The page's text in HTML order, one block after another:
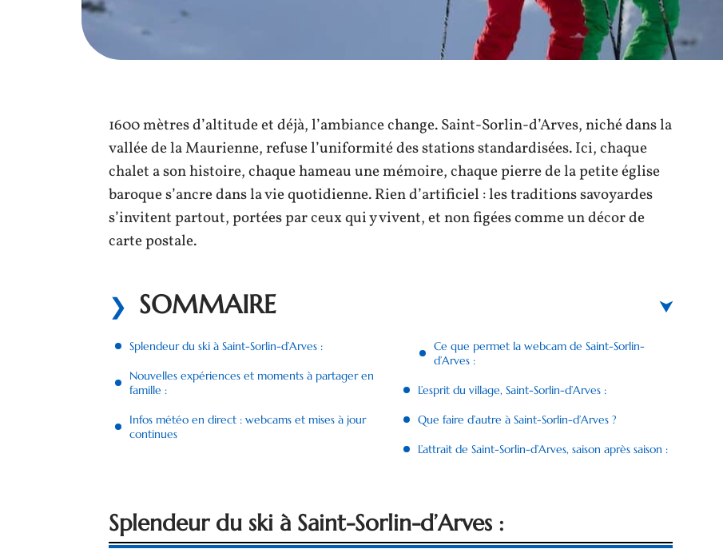
1600 mètres d’altitude et déjà, l’ambiance change. Saint-Sorlin-d’Arves, niché dans la
vallée de la Maurienne, refuse l’uniformité des stations standardisées. Ici, chaque
chalet a son histoire, chaque hameau une mémoire, chaque pierre de la petite église
baroque s’ancre dans la vie quotidienne. Rien d’artificiel : les traditions savoyardes
s’invitent partout, portées par ceux qui y vivent, et non figées comme un décor de
carte postale.
SOMMAIRE
Splendeur du ski à Saint-Sorlin-d’Arves :
Nouvelles expériences et moments à partager en
famille :
Infos météo en direct : webcams et mises à jour
continues
Ce que permet la webcam de Saint-Sorlin-
d’Arves :
L’esprit du village, Saint-Sorlin-d’Arves :
Que faire d’autre à Saint-Sorlin-d’Arves ?
L’attrait de Saint-Sorlin-d’Arves, saison après saison :
Splendeur du ski à Saint-Sorlin-d’Arves :